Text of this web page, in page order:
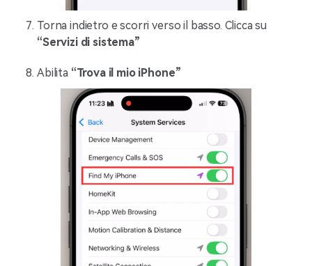
Torna indietro e scorri verso il basso. Clicca su
“Servizi di sistema”
Abilita “Trova il mio iPhone”